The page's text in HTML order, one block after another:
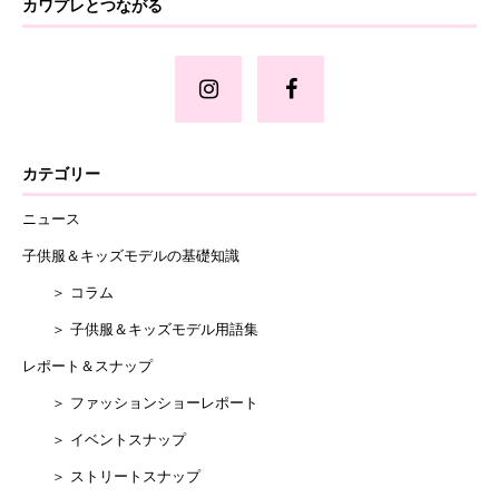
カワプレとつながる
カテゴリー
ニュース
子供服＆キッズモデルの基礎知識
＞ コラム
＞ 子供服＆キッズモデル用語集
レポート＆スナップ
＞ ファッションショーレポート
＞ イベントスナップ
＞ ストリートスナップ